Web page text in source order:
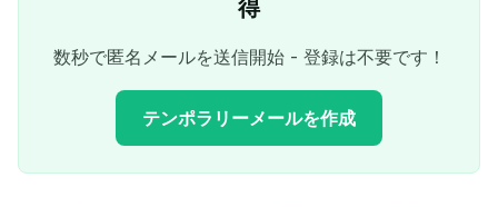
得
数秒で匿名メールを送信開始 - 登録は不要です！
テンポラリーメールを作成